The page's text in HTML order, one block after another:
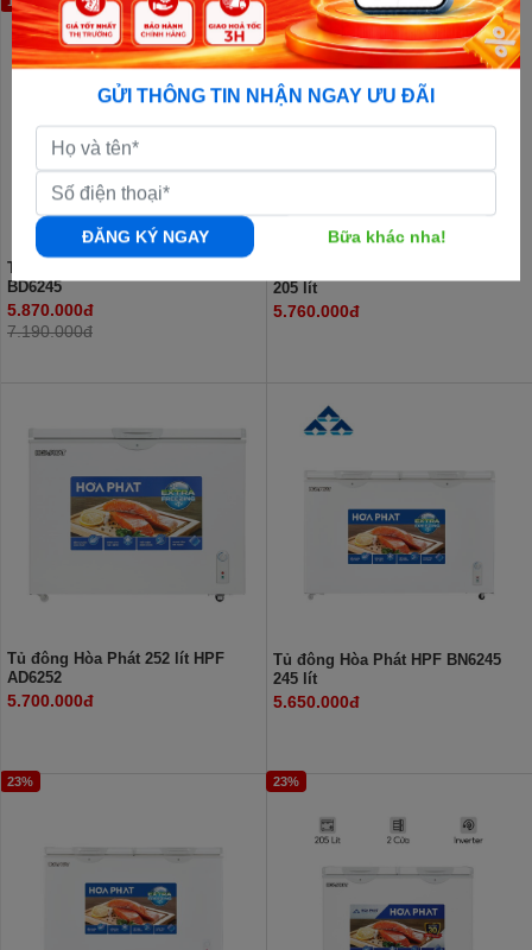
Tủ đông Hòa Phát 245 Lít HPF
BD6245
5.870.000đ
7.190.000đ
205 lít
5.760.000đ
Tủ đông Hòa Phát 252 lít HPF
AD6252
5.700.000đ
Tủ đông Hòa Phát HPF BN6245
245 lít
5.650.000đ
23% 23%
GỬI THÔNG TIN NHẬN NGAY ƯU ĐÃI
ĐĂNG KÝ NGAY Bữa khác nha!